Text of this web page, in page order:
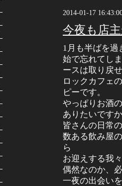
2014-01-17
今夜も店
1月も半ばを過
始で忘れてし
ースは取り戻
ロックカフェ
ピーです。
やっぱりお酒
ありたいです
皆さんの日常
数ある飲み屋
ら
お迎えする我
偶然なのか、
一夜の出会い